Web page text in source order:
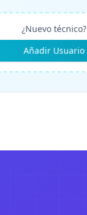
¿Nuevo técnico?
Añadir Usuario